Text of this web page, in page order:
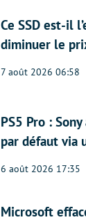
Ce SSD est-il
diminuer le
7 août 2026 06:58
PS5 Pro :
par défaut via
6 août 2026 17:35
Microsoft